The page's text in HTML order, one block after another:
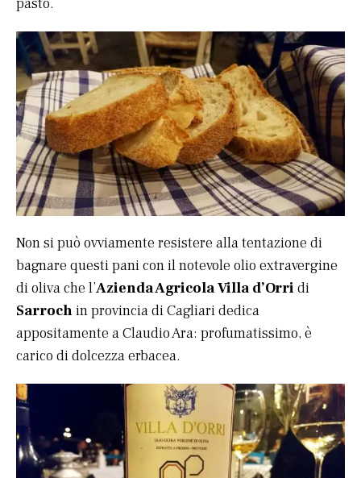
Non si può ovviamente resistere alla tentazione di
bagnare questi pani con il notevole olio extravergine
di oliva che l’Azienda Agricola Villa d’Orri di
Sarroch in provincia di Cagliari dedica
appositamente a Claudio Ara: profumatissimo, è
carico di dolcezza erbacea.